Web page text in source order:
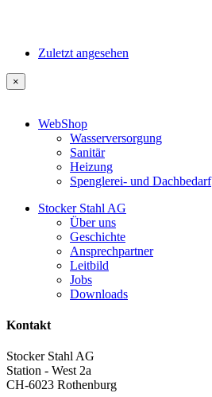
Zuletzt angesehen
×
WebShop
Wasserversorgung
Sanitär
Heizung
Spenglerei- und Dachbedarf
Stocker Stahl AG
Über uns
Geschichte
Ansprechpartner
Leitbild
Jobs
Downloads
Kontakt
Stocker Stahl AG
Station - West 2a
CH-6023 Rothenburg